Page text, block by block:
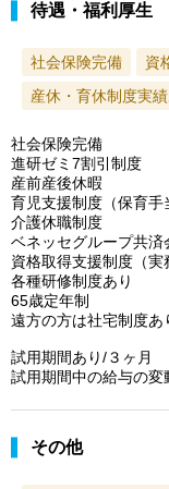
待遇・福利厚生
社会保険完備 資
産休・育休制度実績
社会保険完備
進研ゼミ7割引制度
産前産後休暇
育児支援制度（保育手
介護休職制度
ベネッセグループ共済
資格取得支援制度（実
各種研修制度あり
65歳定年制
遠方の方は社宅制度あ
試用期間あり/３ヶ月
試用期間中の給与の変
その他